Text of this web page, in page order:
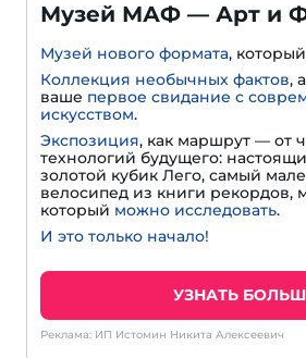
Музей МАФ — Арт и
Музей нового формата,
Коллекция необычных фактов,
ваше первое свидание с
искусством.
Экспозиция, как маршрут — от
технологий будущего:
золотой кубик Лего, самый
велосипед из книги рекордов,
который можно исследовать.
И это только начало!
УЗНАТЬ
Реклама: ИП Истомин Никита Алексеевич